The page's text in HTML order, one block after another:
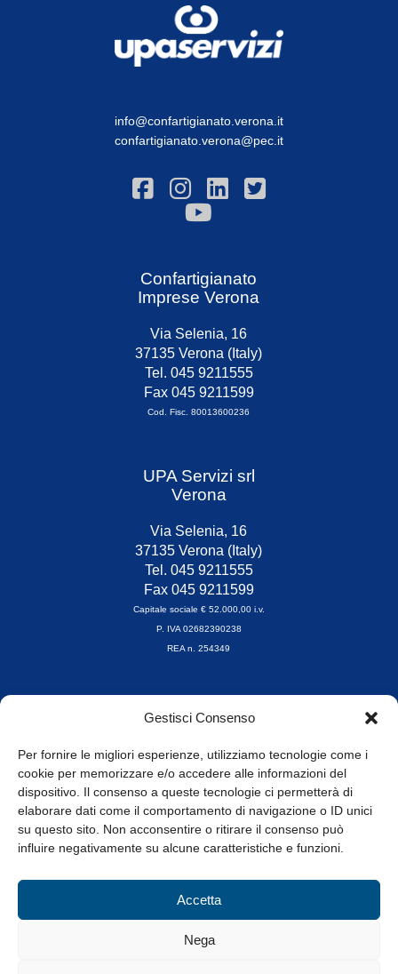
Gestisci Consenso
Per fornire le migliori esperienze, utilizziamo tecnologie come i
cookie per memorizzare e/o accedere alle informazioni del
dispositivo. Il consenso a queste tecnologie ci permetterà di
elaborare dati come il comportamento di navigazione o ID unici
su questo sito. Non acconsentire o ritirare il consenso può
influire negativamente su alcune caratteristiche e funzioni.
Accetta
Nega
info@confartigianato.verona.it
confartigianato.verona@pec.it
Confartigianato
Imprese Verona
Via Selenia, 16
37135 Verona (Italy)
Tel. 045 9211555
Fax 045 9211599
Cod. Fisc. 80013600236
UPA Servizi srl
Verona
Via Selenia, 16
37135 Verona (Italy)
Tel. 045 9211555
Fax 045 9211599
Capitale sociale € 52.000,00 i.v.
P. IVA 02682390238
REA n. 254349
Orari di apertura
8.30-13.00 / 14.00-17.30
Whistleblowing
© Tutti i diritti riservati
Privacy Policy e Cookie|Informativa Cookie